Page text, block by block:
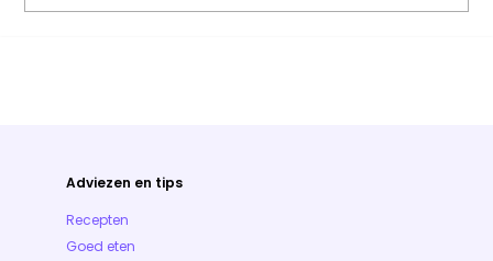
Adviezen en tips
Recepten
Goed eten